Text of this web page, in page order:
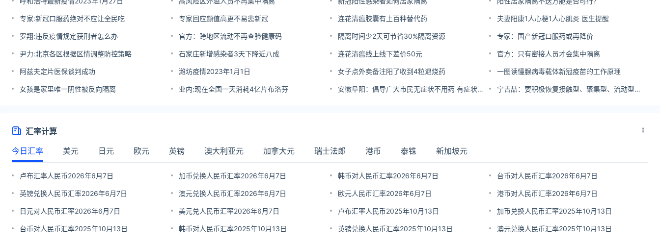
专家:新冠口服药绝对不应让全民吃 专家回应颜值高更不易患新冠 连花清瘟胶囊有上百种替代药 夫妻阳康1人心梗1人心肌炎 医生提醒
罗翔:违反疫情规定获刑者怎么办 官方：跨地区流动不再查验健康码 隔离时间少2天可节省30%隔离资源 专家：国产新冠口服药或再降价
尹力:北京各区根据区情调整防控策略 石家庄新增感染者3天下降近八成 连花清瘟线上线下差价50元 官方：只有密接人员才会集中隔离
阿兹夫定片医保谈判成功 潍坊疫情2023年1月1日 女子点外卖备注阳了收到4粒退烧药 一图读懂腺病毒载体新冠疫苗的工作原理
女孩是家里唯一阴性被反向隔离 业内:现在全国一天消耗4亿片布洛芬 安徽阜阳：倡导广大市民无症状不用药 有症状合理用药 宁吉喆：要积极恢复接触型、聚集型、流动型消费
汇率计算
今日汇率
美元 日元 欧元 英镑 澳大利亚元 加拿大元 瑞士法郎 港币 泰铢 新加坡元
卢布汇率人民币2026年6月7日 加币兑换人民币汇率2026年6月7日 韩币对人民币汇率2026年6月7日 台币对人民币汇率2026年6月7日
英镑兑换人民币汇率2026年6月7日 澳元兑换人民币汇率2026年6月7日 欧元人民币汇率2026年6月7日 港币对人民币汇率2026年6月7日
日元对人民币汇率2026年6月7日 美元兑人民币汇率2026年6月7日 卢布汇率人民币2025年10月13日 加币兑换人民币汇率2025年10月13日
台币对人民币汇率2025年10月13日 韩币对人民币汇率2025年10月13日 英镑兑换人民币汇率2025年10月13日 澳元兑换人民币汇率2025年10月13日